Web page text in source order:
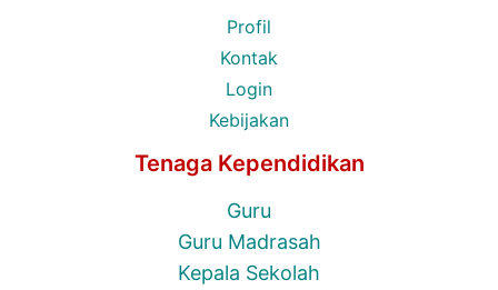
Profil
Kontak
Login
Kebijakan
Tenaga Kependidikan
Guru
Guru Madrasah
Kepala Sekolah